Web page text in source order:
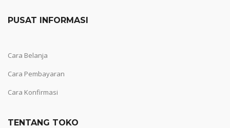
PUSAT INFORMASI
Cara Belanja
Cara Pembayaran
Cara Konfirmasi
TENTANG TOKO